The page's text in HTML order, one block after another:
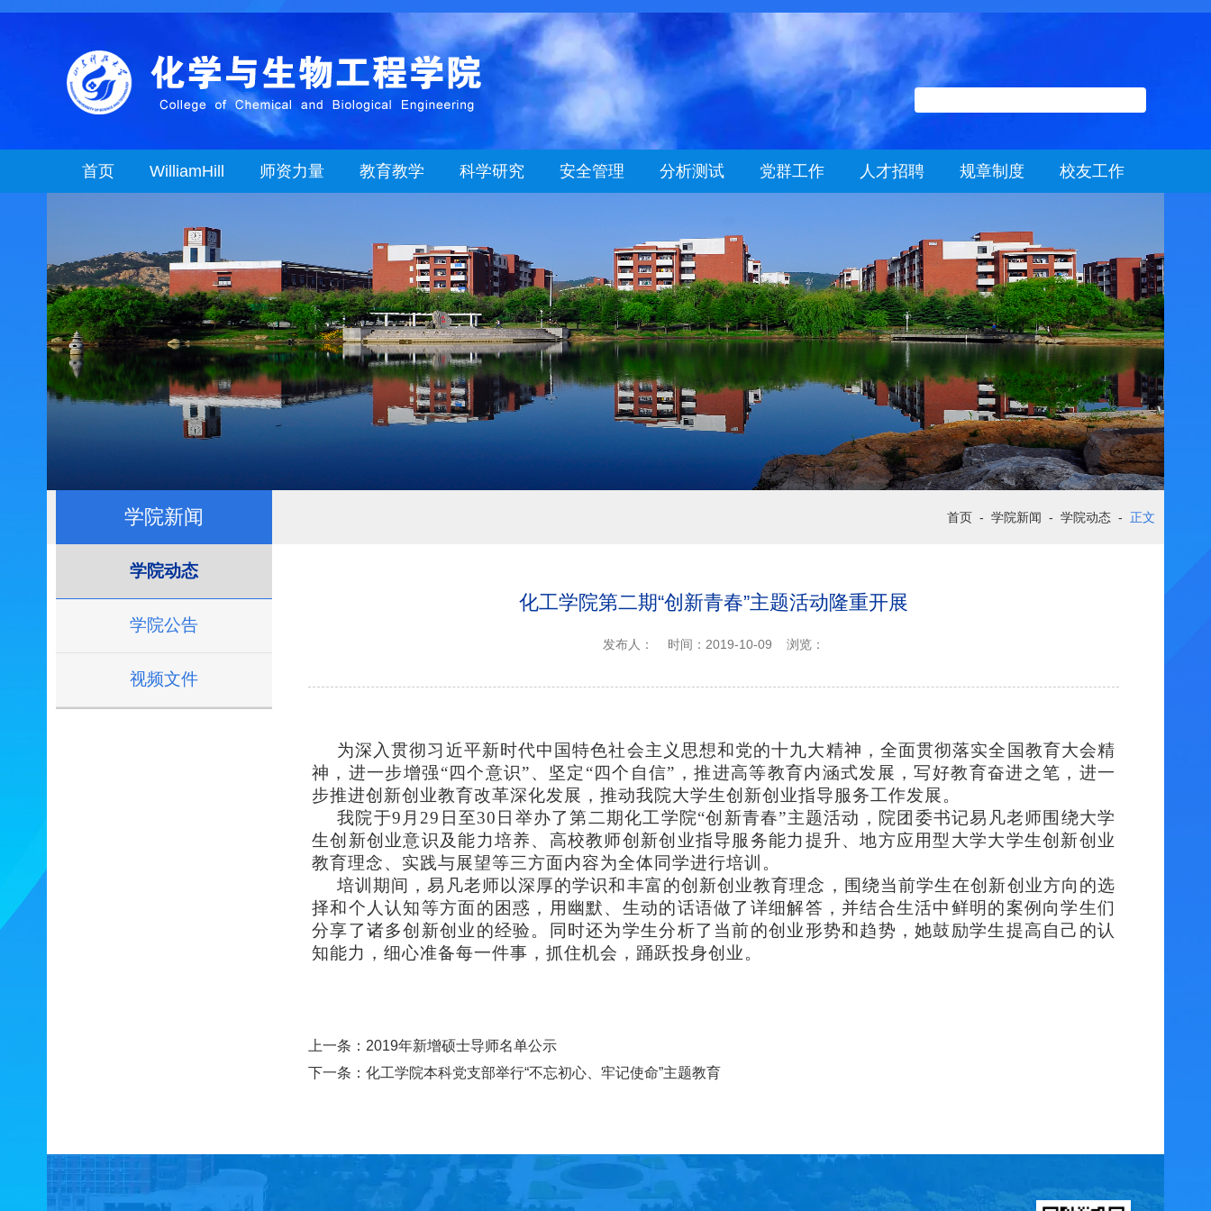
首页 WilliamHill 师资力量 教育教学 科学研究 安全管理 分析测试 党群工作 人才招聘 规章制度 校友工作
学院新闻 首页 - 学院新闻 - 学院动态 - 正文
学院动态
学院公告
视频文件
化工学院第二期“创新青春”主题活动隆重开展
发布人： 时间：2019-10-09 浏览：
为深入贯彻习近平新时代中国特色社会主义思想和党的十九大精神，全面贯彻落实全国教育大会精
神，进一步增强“四个意识”、坚定“四个自信”，推进高等教育内涵式发展，写好教育奋进之笔，进一
步推进创新创业教育改革深化发展，推动我院大学生创新创业指导服务工作发展。
我院于9 月 29日至30日举办了第二期化工学院“创新青春”主题活动 ， 院团委书记易凡老师围绕大学
生创新创业意识及能力培养、高校教师创新创业指导服务能力提升、地方应用型大学大学生创新创业
教育理念、实践与展望等三方面内容为全体同学进行培训。
培训期间，易凡老师以深厚的学识和丰富的创新创业教育理念，围绕当前学生在创新创业方向的选
择和个人认知等方面的困惑，用幽默、生动的话语做了详细解答，并结合生活中鲜明的案例向学生们
分享了诸多创新创业的经验。同时还为学生分析了当前的创业形势和趋势，她鼓励学生提高自己的认
知能力，细心准备每一件事，抓住机会，踊跃投身创业。
上一条： 2019年新增硕士导师名单公示
下一条： 化工学院本科党支部举行“不忘初心、牢记使命”主题教育